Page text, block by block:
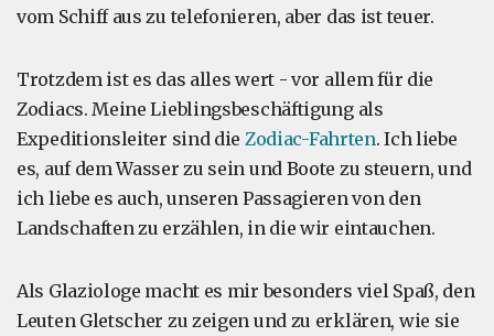
vom Schiff aus zu telefonieren, aber das ist teuer.
Trotzdem ist es das alles wert - vor allem für die
Zodiacs. Meine Lieblingsbeschäftigung als
Expeditionsleiter sind die Zodiac-Fahrten. Ich liebe
es, auf dem Wasser zu sein und Boote zu steuern, und
ich liebe es auch, unseren Passagieren von den
Landschaften zu erzählen, in die wir eintauchen.
Als Glaziologe macht es mir besonders viel Spaß, den
Leuten Gletscher zu zeigen und zu erklären, wie sie